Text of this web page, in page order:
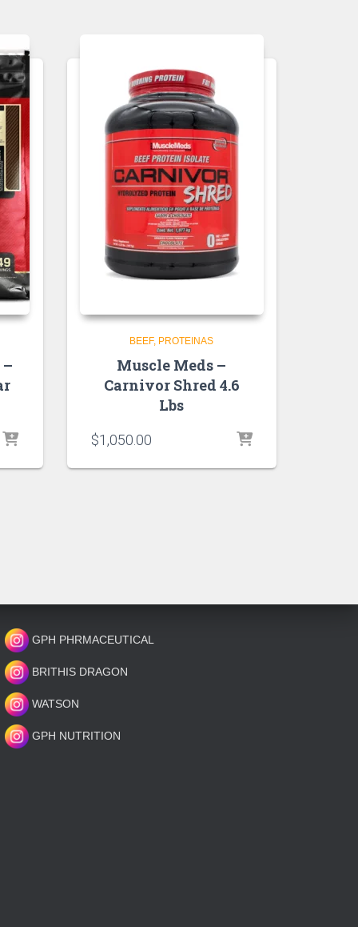
BEEF PROTEINAS
Muscle Meds –
Carnivor Shred 4.6
Lbs
$1,050.00
GPH PHRMACEUTICAL
BRITHIS DRAGON
WATSON
GPH NUTRITION